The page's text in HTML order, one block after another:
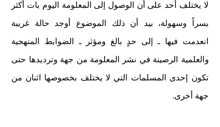
لا يختلف أحد على أن الوصول إلى المعلومة اليوم بات أكثر
يسراً وسهولة، بيد أن ذلك الموضوع أوجد حالة غريبة
انعدمت فيها ـ إلى حدٍ بالغ ومؤثر ـ الضوابط المنهجية
والعلمية الرصينة في نشر المعلومة من جهة وترديدها حتى
تكون إحدى المسلمات التي لا يختلف بخصوصها اثنان من
جهة أخرى.